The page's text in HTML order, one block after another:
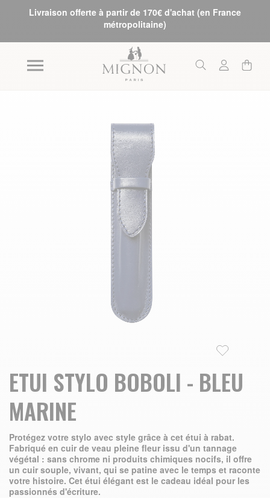
Livraison offerte à partir de 170€ d'achat (en France
métropolitaine)
Skip to the end of the images gallery
ETUI STYLO BOBOLI - BLEU
MARINE
Protégez votre stylo avec style grâce à cet étui à rabat.
Fabriqué en cuir de veau pleine fleur issu d'un tannage
végétal : sans chrome ni produits chimiques nocifs, il offre
un cuir souple, vivant, qui se patine avec le temps et raconte
votre histoire. Cet étui élégant est le cadeau idéal pour les
passionnés d'écriture.